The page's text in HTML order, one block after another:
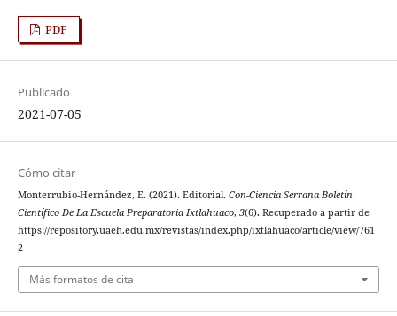
PDF
Publicado
2021-07-05
Cómo citar
Monterrubio-Hernández, E. (2021). Editorial. Con-Ciencia Serrana Boletín
Científico De La Escuela Preparatoria Ixtlahuaco, 3(6). Recuperado a partir de
https://repository.uaeh.edu.mx/revistas/index.php/ixtlahuaco/article/view/761
2
Más formatos de cita